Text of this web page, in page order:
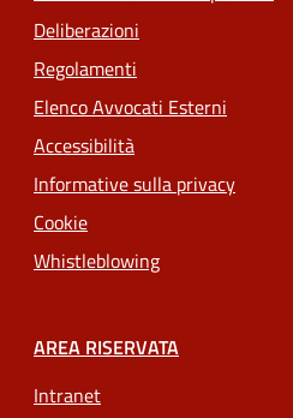
Deliberazioni
Regolamenti
Elenco Avvocati Esterni
Accessibilità
Informative sulla privacy
Cookie
Whistleblowing
AREA RISERVATA
Intranet